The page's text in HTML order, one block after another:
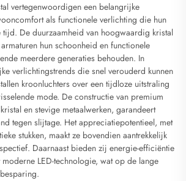
vertegenwoordigen een belangrijke
als functionele verlichting die hun
De duurzaamheid van hoogwaardig kristal
hun schoonheid en functionele
meerdere generaties behouden. In
verlichtingstrends die snel verouderd kunnen
kroonluchters over een tijdloze uitstraling
mode. De constructie van premium
en stevige metaalwerken, garandeert
tegen slijtage. Het appreciatiepotentieel, met
stukken, maakt ze bovendien aantrekkelijk
Daarnaast bieden zij energie-efficiëntie
LED-technologie, wat op de lange